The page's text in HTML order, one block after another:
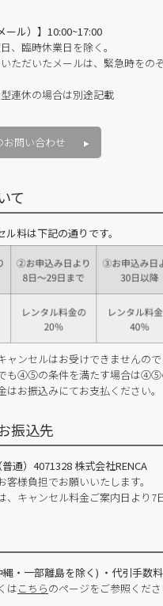
ール）】10:00~17:00
、臨時休業日を除く。
ただいたメールは、緊急時をの
連休の場合は別途記載
お問い合わせ
て
料は下記の通りです。
ンセルはお受けできませんので
④⑤の条件を満たす場合は④⑤の
お振込みにてお支払ください。
振込先
通）4071328 株式会社RENCA
様負担でお願いいたします。
キャンセル料金ご案内日より7
・一部離島を除く) ・代引手数
はこちらのページをご参照くださ